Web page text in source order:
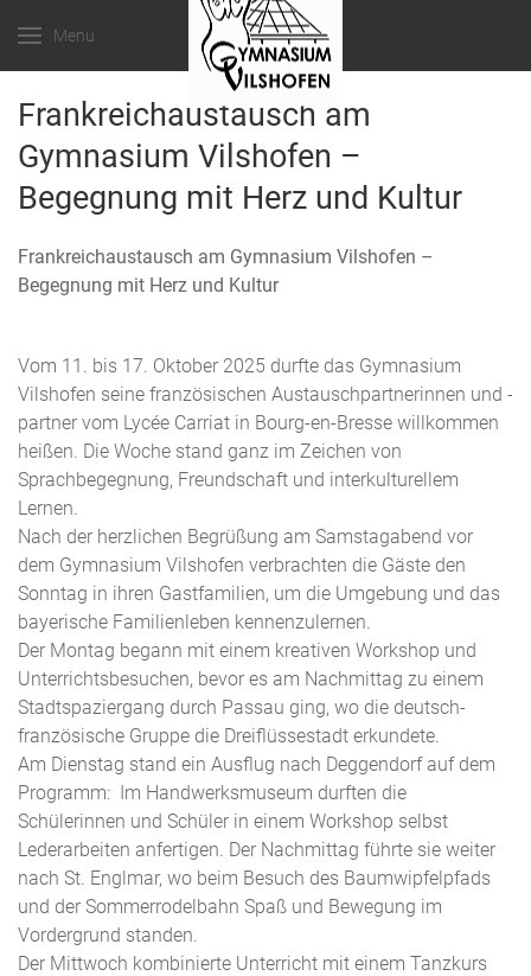
Menu
Frankreichaustausch am
Gymnasium Vilshofen –
Begegnung mit Herz und Kultur
Frankreichaustausch am Gymnasium Vilshofen –
Begegnung mit Herz und Kultur
Vom 11. bis 17. Oktober 2025 durfte das Gymnasium
Vilshofen seine französischen Austauschpartnerinnen und -
partner vom Lycée Carriat in Bourg-en-Bresse willkommen
heißen. Die Woche stand ganz im Zeichen von
Sprachbegegnung, Freundschaft und interkulturellem
Lernen.
Nach der herzlichen Begrüßung am Samstagabend vor
dem Gymnasium Vilshofen verbrachten die Gäste den
Sonntag in ihren Gastfamilien, um die Umgebung und das
bayerische Familienleben kennenzulernen.
Der Montag begann mit einem kreativen Workshop und
Unterrichtsbesuchen, bevor es am Nachmittag zu einem
Stadtspaziergang durch Passau ging, wo die deutsch-
französische Gruppe die Dreiflüssestadt erkundete.
Am Dienstag stand ein Ausflug nach Deggendorf auf dem
Programm: Im Handwerksmuseum durften die
Schülerinnen und Schüler in einem Workshop selbst
Lederarbeiten anfertigen. Der Nachmittag führte sie weiter
nach St. Englmar, wo beim Besuch des Baumwipfelpfads
und der Sommerrodelbahn Spaß und Bewegung im
Vordergrund standen.
Der Mittwoch kombinierte Unterricht mit einem Tanzkurs